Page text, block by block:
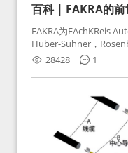
百科 | FAKRA的前
FAKRA为FAchKReis
Huber-Suhner，
Huber-Suhner相关连接
Rosenberger）缩写。
接，如今FAKRA已成
28428 1